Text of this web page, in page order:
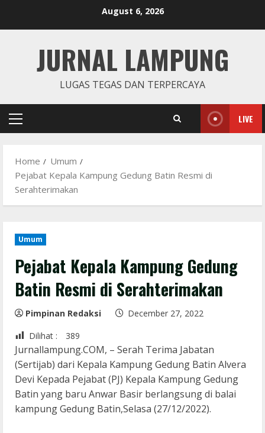
August 6, 2026
JURNAL LAMPUNG
LUGAS TEGAS DAN TERPERCAYA
Primary
LIVE
Home
Umum
Pejabat Kepala Kampung Gedung Batin Resmi di
Serahterimakan
Umum
Pejabat Kepala Kampung Gedung
Batin Resmi di Serahterimakan
Pimpinan Redaksi
December 27, 2022
Dilihat :
389
Jurnallampung.COM, – Serah Terima Jabatan
(Sertijab) dari Kepala Kampung Gedung Batin Alvera
Devi Kepada Pejabat (PJ) Kepala Kampung Gedung
Batin yang baru Anwar Basir berlangsung di balai
kampung Gedung Batin,Selasa (27/12/2022).